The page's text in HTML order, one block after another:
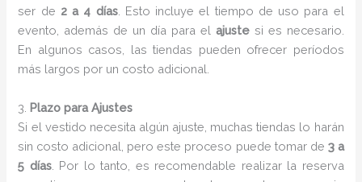
ser de 2 a 4 días. Esto incluye el tiempo de uso para el
evento, además de un día para el ajustesi es necesario.
En algunos casos, las tiendas pueden ofrecer períodos
más largos por un costo adicional.
3. Plazo para Ajustes
Si el vestido necesita algún ajuste, muchas tiendas lo harán
sin costo adicional, pero este proceso puede tomar de 3 a
5 días. Por lo tanto, es recomendable realizar la reserva